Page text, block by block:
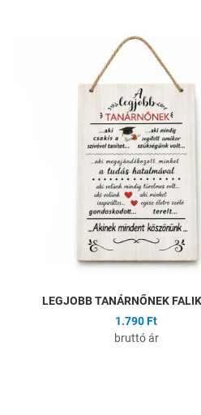
LEGJOBB TANÁRNŐNEK
1.790 Ft
bruttó ár